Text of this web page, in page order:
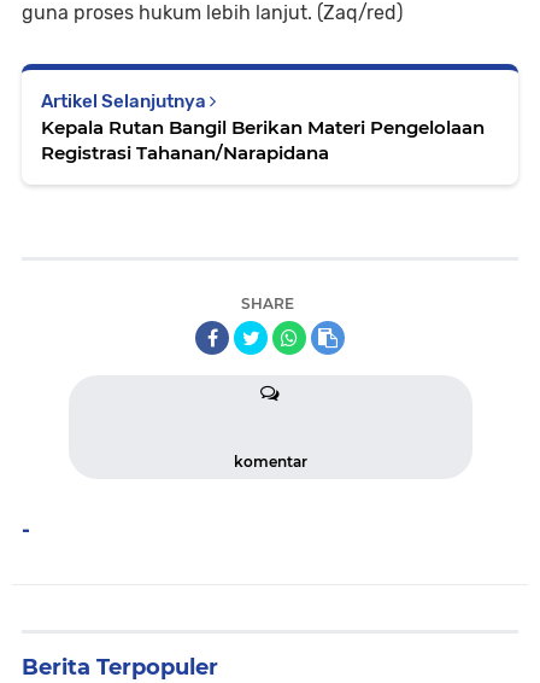
guna proses hukum lebih lanjut. (Zaq/red)
Artikel Selanjutnya
Kepala Rutan Bangil Berikan Materi Pengelolaan
Registrasi Tahanan/Narapidana
SHARE
komentar
-
Berita Terpopuler